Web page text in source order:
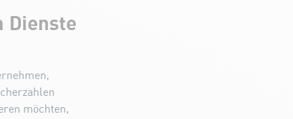
Dienste
möchten,